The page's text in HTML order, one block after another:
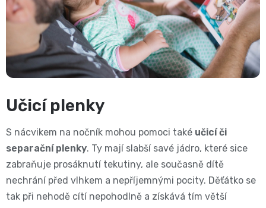
Učicí plenky
S nácvikem na nočník mohou pomoci také učicí či
separační plenky. Ty mají slabší savé jádro, které sice
zabraňuje prosáknutí tekutiny, ale současně dítě
nechrání před vlhkem a nepříjemnými pocity. Děťátko se
tak při nehodě cítí nepohodlně a získává tím větší